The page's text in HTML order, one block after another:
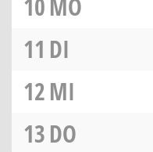
10MO
11 DI
12MI
13DO